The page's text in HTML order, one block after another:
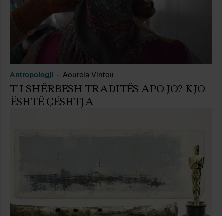
Antropologji Aourela Vintou
T’I SHËRBESH TRADITËS APO JO? KJO
ËSHTË ÇËSHTJA